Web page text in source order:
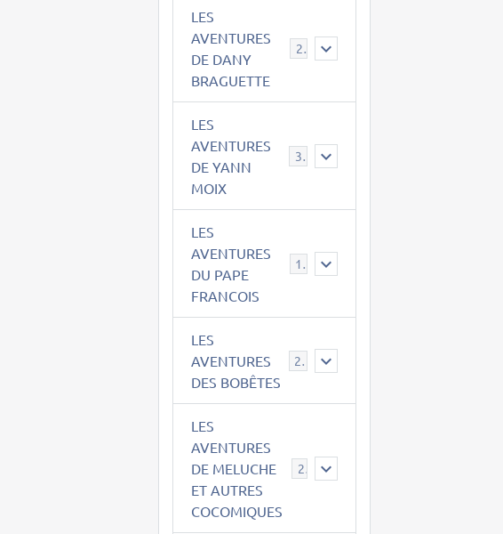
LES
AVENTURES
DE DANY
BRAGUETTE
29
LES
AVENTURES
DE YANN
MOIX
39
LES
AVENTURES
DU PAPE
FRANCOIS
15
LES
AVENTURES
DES BOBÊTES
23
LES
AVENTURES
DE MELUCHE
ET AUTRES
COCOMIQUES
22